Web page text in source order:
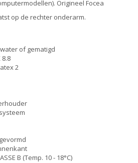
Origineel Focea
op de rechter onderarm.
of gematigd
2
B (Temp. 10 - 18°C)